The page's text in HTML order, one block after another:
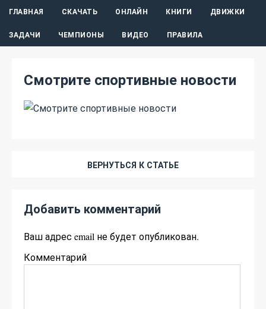
ГЛАВНАЯ СКАЧАТЬ ОНЛАЙН КНИГИ ДВИЖКИ
ЗАДАЧИ ЧЕМПИОНЫ ВИДЕО ПРАВИЛА
Смотрите спортивные новости
ВЕРНУТЬСЯ К СТАТЬЕ
Добавить комментарий
Ваш адрес email не будет опубликован.
Комментарий